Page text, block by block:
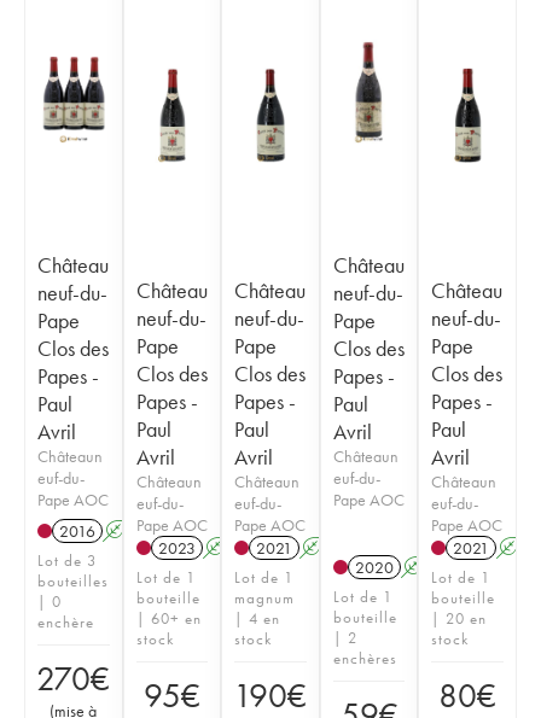
Château
neuf-du-
Pape
Clos des
Papes -
Paul
Avril
Châteaun
euf-du-
Pape AOC
2016 A
Lot de 3
bouteilles
| 0
enchère
270€
(mise à
Château
neuf-du-
Pape
Clos des
Papes -
Paul
Avril
Châteaun
euf-du-
Pape AOC
2023 A
Lot de 1
bouteille
| 60+ en
stock
95€
Château
neuf-du-
Pape
Clos des
Papes -
Paul
Avril
Châteaun
euf-du-
Pape AOC
2021
A
Lot de 1
magnum
| 4 en
stock
190€
Château
neuf-du-
Pape
Clos des
Papes -
Paul
Avril
Châteaun
euf-du-
Pape AOC
2020 A
Lot de 1
bouteille
| 2
enchères
Château
neuf-du-
Pape
Clos des
Papes -
Paul
Avril
Châteaun
euf-du-
Pape AOC
2021
A
Lot de 1
bouteille
| 20 en
stock
80€